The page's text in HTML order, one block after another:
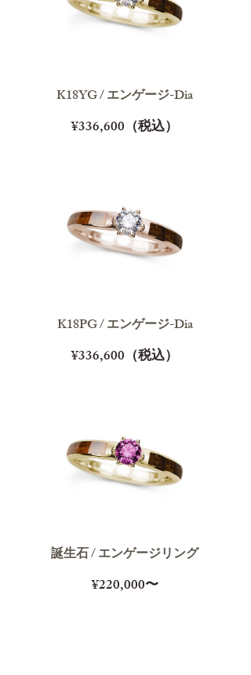
K18YG / エンゲージ-Dia
¥336,600（税込）
K18PG / エンゲージ-Dia
¥336,600（税込）
誕生石 / エンゲージリング
¥220,000〜